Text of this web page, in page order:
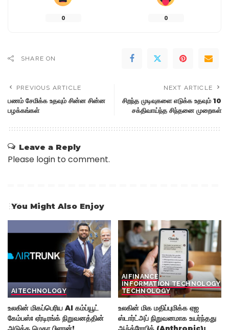
0 0
SHARE ON
PREVIOUS ARTICLE
பணம் சேமிக்க உதவும் சின்ன சின்ன
பழக்கங்கள்
NEXT ARTICLE
சிறந்த முடிவுகளை எடுக்க உதவும் 10
சக்திவாய்ந்த சிந்தனை முறைகள்
Leave a Reply
Please login to comment.
You Might Also Enjoy
AI TECHNOLOGY
உலகின் மிகப்பெரிய AI கம்ப்யூட்
கேம்பஸ்: ஏர்டிரங்க் நிறுவனத்தின்
AI FINANCE
INFORMATION TECHNOLOGY
TECHNOLOGY
உலகின் மிக மதிப்புமிக்க ஏஐ
ஸ்டார்ட்அப் நிறுவனமாக உயர்ந்தது